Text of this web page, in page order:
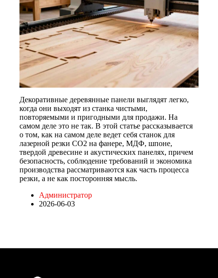
Декоративные деревянные панели выглядят легко,
когда они выходят из станка чистыми,
повторяемыми и пригодными для продажи. На
самом деле это не так. В этой статье рассказывается
о том, как на самом деле ведет себя станок для
лазерной резки CO2 на фанере, МДФ, шпоне,
твердой древесине и акустических панелях, причем
безопасность, соблюдение требований и экономика
производства рассматриваются как часть процесса
резки, а не как посторонняя мысль.
Администратор
2026-06-03